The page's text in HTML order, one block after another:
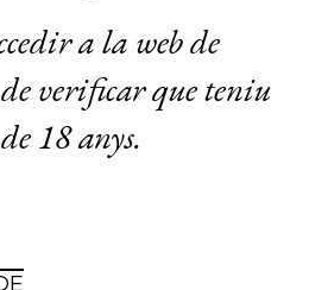
a la web de
verificar que teniu
18 anys.